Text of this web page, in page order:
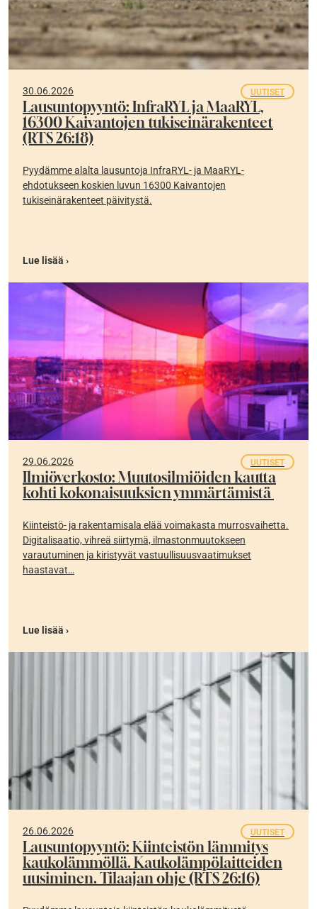
30.06.2026 UUTISET
Lausuntopyyntö: InfraRYL ja MaaRYL,
16300 Kaivantojen tukiseinärakenteet
(RTS 26:18)
Pyydämme alalta lausuntoja InfraRYL- ja MaaRYL-
ehdotukseen koskien luvun 16300 Kaivantojen
tukiseinärakenteet päivitystä.
Lue lisää ›
29.06.2026 UUTISET
Ilmiöverkosto: Muutosilmiöiden kautta
kohti kokonaisuuksien ymmärtämistä
Kiinteistö- ja rakentamisala elää voimakasta murrosvaihetta.
Digitalisaatio, vihreä siirtymä, ilmastonmuutokseen
varautuminen ja kiristyvät vastuullisuusvaatimukset
haastavat…
Lue lisää ›
26.06.2026 UUTISET
Lausuntopyyntö: Kiinteistön lämmitys
kaukolämmöllä. Kaukolämpölaitteiden
uusiminen. Tilaajan ohje (RTS 26:16)